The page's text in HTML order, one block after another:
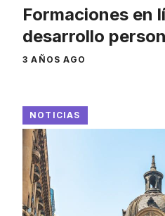
Formaciones en
desarrollo
3 AÑOS AGO
NOTICIAS